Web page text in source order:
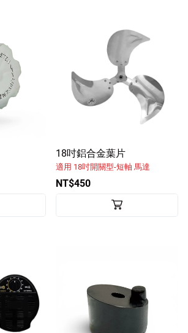
18吋鋁合金葉片
適用 18吋開關型-短軸 馬達
NT$450